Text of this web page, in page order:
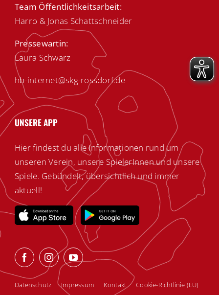
Team Öffentlichkeitsarbeit:
Harro & Jonas Schattschneider
Pressewartin:
Laura Schwarz
hb-internet@skg-rossdorf.de
UNSERE APP
Hier findest du alle Informationen rund um
unseren Verein, unsere SpielerInnen und unsere
Spiele. Gebündelt, übersichtlich und immer
aktuell!
Datenschutz Impressum Kontakt Cookie-Richtlinie (EU)